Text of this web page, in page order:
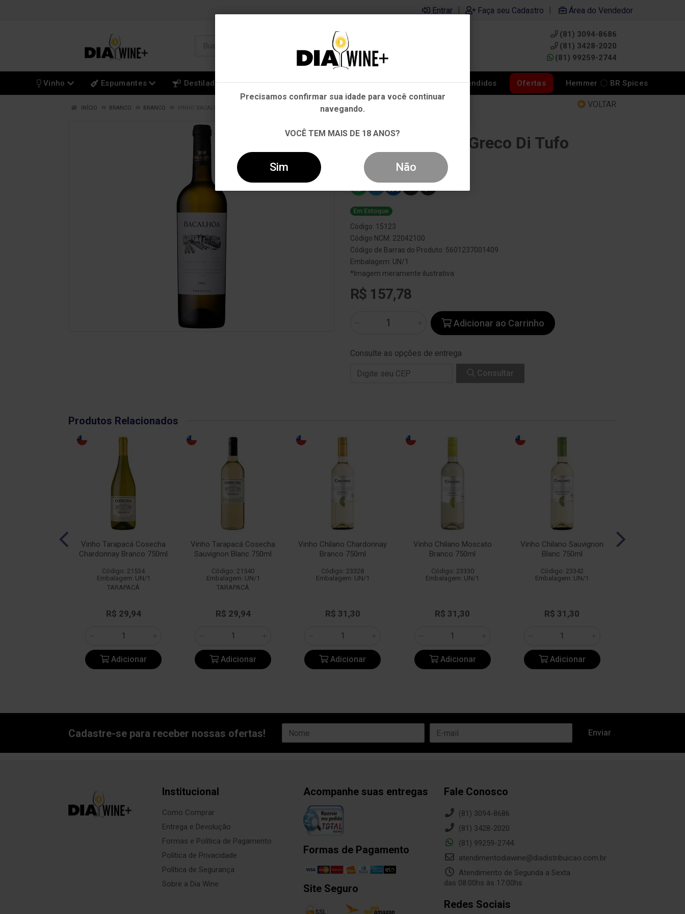
Entrar | Faça seu Cadastro | Área do Vendedor
(81) 3094-8686
(81) 3428-2020
(81) 99259-2744
Vinho Espumantes Destilados Cervejas Kits Departamentos Mais Vendidos Ofertas Hemmer 〇 BR Spices
VOLTAR
INÍCIO BRANCO BRANCO VINHO BACALHÔA GRECO DI TUFO BRANCO 750ML
Vinho Bacalhôa Greco Di Tufo
Branco 750ml
Em Estoque
Código: 15123
Código NCM: 22042100
Código de Barras do Produto: 5601237001409
Embalagem: UN/1
*Imagem meramente ilustrativa
R$ 157,78
Adicionar ao Carrinho
Consulte as opções de entrega
Consultar
Produtos Relacionados
Vinho Tarapacá Cosecha
Chardonnay Branco 750ml
Código: 21534
Embalagem: UN/1
TARAPACÁ
R$ 29,94
Adicionar
Vinho Tarapacá Cosecha
Sauvignon Blanc 750ml
Código: 21540
Embalagem: UN/1
TARAPACÁ
R$ 29,94
Adicionar
Vinho Chilano Chardonnay
Branco 750ml
Código: 23328
Embalagem: UN/1
R$ 31,30
Adicionar
Vinho Chilano Moscato
Branco 750ml
Código: 23330
Embalagem: UN/1
R$ 31,30
Adicionar
Vinho Chilano Sauvignon
Blanc 750ml
Código: 23342
Embalagem: UN/1
R$ 31,30
Adicionar
Cadastre-se para receber nossas ofertas!
Institucional
Como Comprar
Entrega e Devolução
Formas e Política de Pagamento
Política de Privacidade
Política de Segurança
Sobre a Dia Wine
Acompanhe suas entregas
Formas de Pagamento
Site Seguro
Fale Conosco
(81) 3094-8686
(81) 3428-2020
(81) 99259-2744
atendimentodiawine@diadistribuicao.com.br
Atendimento de Segunda a Sexta
das 08:00hs às 17:00hs
Redes Sociais
Em que Estado você está?
Pernambuco
Outros Estados
Precisamos confirmar sua idade para você continuar
navegando.
VOCÊ TEM MAIS DE 18 ANOS?
Sim Não